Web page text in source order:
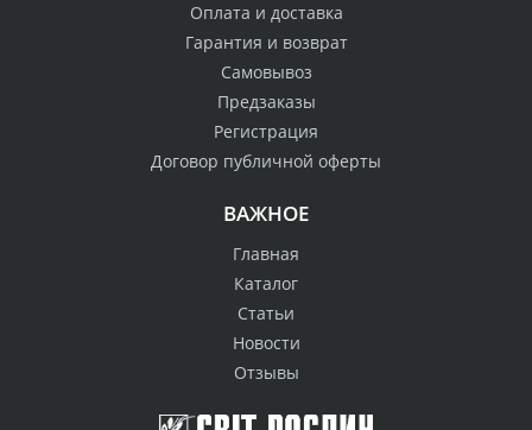
Оплата и доставка
Гарантия и возврат
Самовывоз
Предзаказы
Регистрация
Договор публичной оферты
ВАЖНОЕ
Главная
Каталог
Статьи
Новости
Отзывы